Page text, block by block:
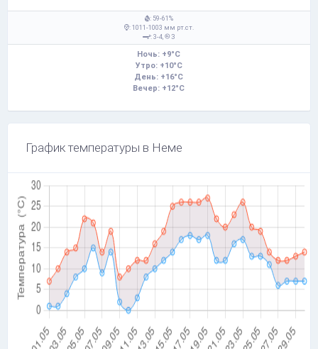
: 59-61%
: 1011-1003 мм рт.ст.
: 3-4,
З
Ночь: +9°C
Утро: +10°C
День: +16°C
Вечер: +12°C
График температуры в Неме